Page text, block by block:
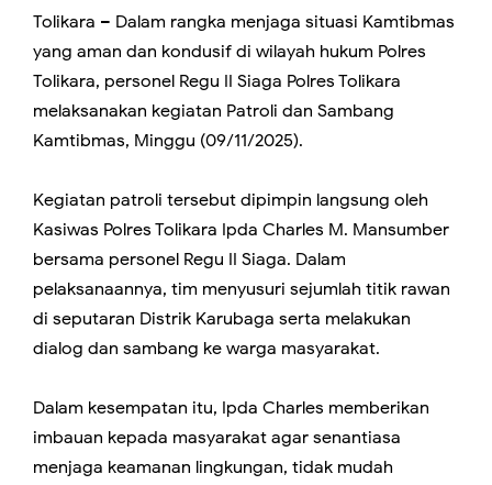
Tolikara – Dalam rangka menjaga situasi Kamtibmas
yang aman dan kondusif di wilayah hukum Polres
Tolikara, personel Regu II Siaga Polres Tolikara
melaksanakan kegiatan Patroli dan Sambang
Kamtibmas, Minggu (09/11/2025).
Kegiatan patroli tersebut dipimpin langsung oleh
Kasiwas Polres Tolikara Ipda Charles M. Mansumber
bersama personel Regu II Siaga. Dalam
pelaksanaannya, tim menyusuri sejumlah titik rawan
di seputaran Distrik Karubaga serta melakukan
dialog dan sambang ke warga masyarakat.
Dalam kesempatan itu, Ipda Charles memberikan
imbauan kepada masyarakat agar senantiasa
menjaga keamanan lingkungan, tidak mudah